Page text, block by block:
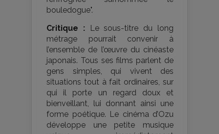
bouledogue".
Critique : Le sous-titre du long
métrage pourrait convenir à
l’ensemble de l’œuvre du cinéaste
japonais. Tous ses films parlent de
gens simples, qui vivent des
situations tout à fait ordinaires, sur
qui il porte un regard doux et
bienveillant, lui donnant ainsi une
forme poétique. Le cinéma d’Ozu
développe une petite musique